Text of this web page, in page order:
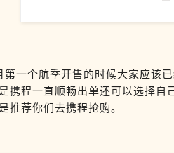
第一个航季开售的时候大家应该
携程一直顺畅出单还可以选择自
推荐你们去携程抢购。